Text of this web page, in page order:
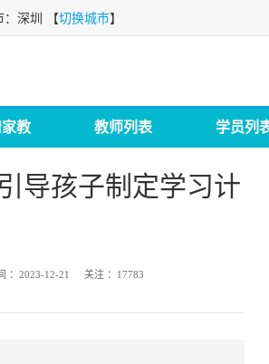
深圳 【切换城市】
教 教师列表 学员列
导孩子制定学习计
：2023-12-21 关注 ： 17783